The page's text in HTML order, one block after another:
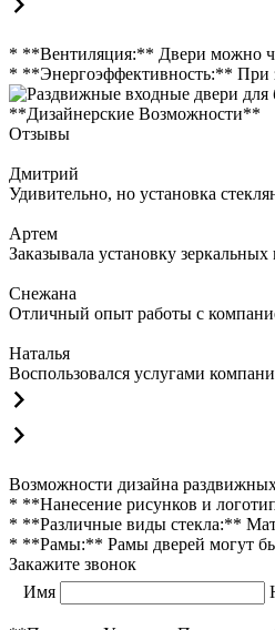
* **Вентиляция:** Двери можно
* **Энергоэффективность:** При
**Дизайнерские Возможности**
Отзывы
Дмитрий
Удивительно, но установка
Артем
Заказывала установку
Снежана
Отличный опыт работы с
Наталья
Воспользовался услугами
Возможности дизайна
* **Нанесение рисунков и
* **Различные виды стекла:**
* **Рамы:** Рамы дверей могут
Закажите звонок
Имя